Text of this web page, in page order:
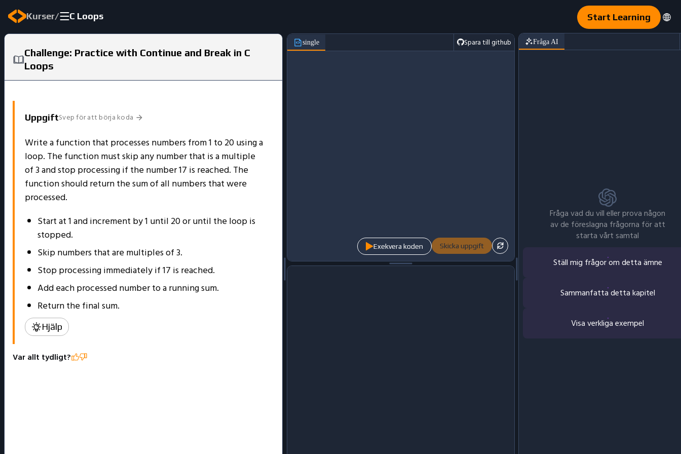
Kurser/ C Loops Start Learning
Challenge: Practice with Continue and Break in C
Loops
UppgiftSvep för att börja koda
Write a function that processes numbers from 1 to 20 using a
loop. The function must skip any number that is a multiple
of 3 and stop processing if the number 17 is reached. The
function should return the sum of all numbers that were
processed.
Start at 1 and increment by 1 until 20 or until the loop is
stopped.
Skip numbers that are multiples of 3.
Stop processing immediately if 17 is reached.
Add each processed number to a running sum.
Return the final sum.
Hjälp
Var allt tydligt?
single Spara till github
Exekvera koden Skicka uppgift
Fråga AI
Fråga vad du vill eller prova någon
av de föreslagna frågorna för att
starta vårt samtal
Ställ mig frågor om detta ämne
Sammanfatta detta kapitel
Visa verkliga exempel